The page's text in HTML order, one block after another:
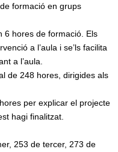
formació en grups
6 hores de formació. Els
a l’aula i se’ls facilita
a l’aula.
de 248 hores, dirigides als
per explicar el projecte
hagi finalitzat.
253 de tercer, 273 de